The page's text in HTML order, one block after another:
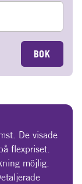
BOK
De visade
flexpriset.
möjlig.